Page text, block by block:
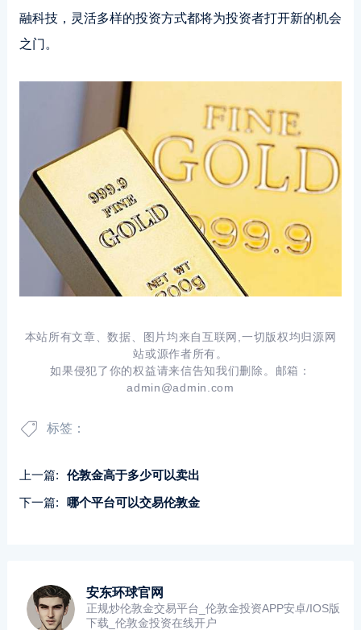
融科技，灵活多样的投资方式都将为投资者打开新的机会
之门。
本站所有文章、数据、图片均来自互联网,一切版权均归源网
站或源作者所有。
如果侵犯了你的权益请来信告知我们删除。邮箱：
admin@admin.com
标签：
上一篇:
伦敦金高于多少可以卖出
下一篇:
哪个平台可以交易伦敦金
安东环球官网
正规炒伦敦金交易平台_伦敦金投资APP安卓/IOS版
下载_伦敦金投资在线开户